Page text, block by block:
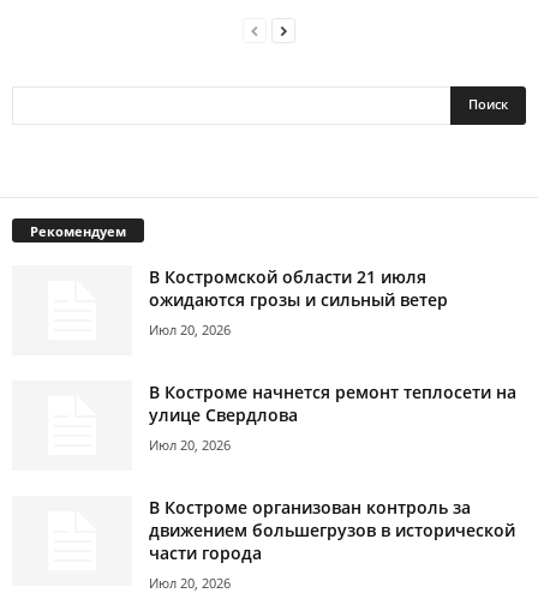
Рекомендуем
В Костромской области 21 июля
ожидаются грозы и сильный ветер
Июл 20, 2026
В Костроме начнется ремонт теплосети на
улице Свердлова
Июл 20, 2026
В Костроме организован контроль за
движением большегрузов в исторической
части города
Июл 20, 2026